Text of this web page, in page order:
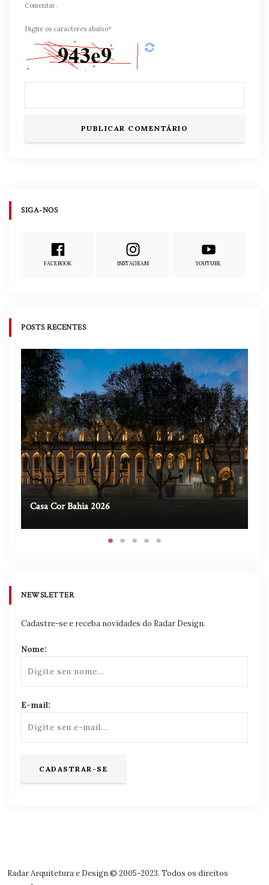
Comentar.
Digite os caracteres abaixo*
SIGA-NOS
FACEBOOK INSTAGRAM YOUTUBE
POSTS RECENTES
Casa Cor Bahia 2026
NEWSLETTER
Cadastre-se e receba novidades do Radar Design.
Nome:
E-mail:
Radar Arquitetura e Design © 2005-2023. Todos os direitos